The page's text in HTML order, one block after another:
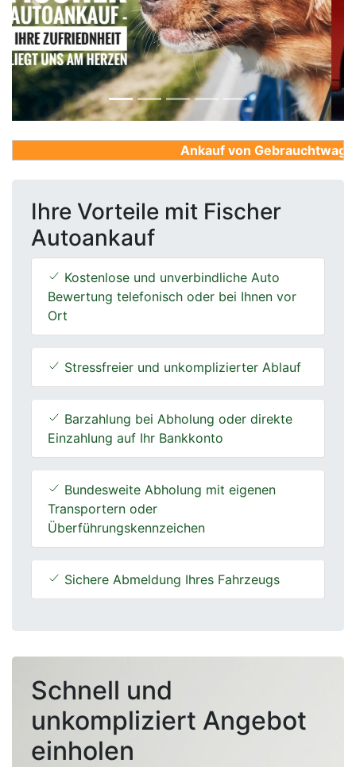
Previous Next
Ankauf von
Ihre Vorteile mit Fischer
Autoankauf
Kostenlose und unverbindliche Auto
Bewertung telefonisch oder bei Ihnen vor
Ort
Stressfreier und unkomplizierter Ablauf
Barzahlung bei Abholung oder direkte
Einzahlung auf Ihr Bankkonto
Bundesweite Abholung mit eigenen
Transportern oder
Überführungskennzeichen
Sichere Abmeldung Ihres Fahrzeugs
Schnell und
unkompliziert Angebot
einholen